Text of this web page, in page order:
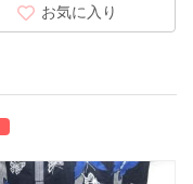
お気に入り